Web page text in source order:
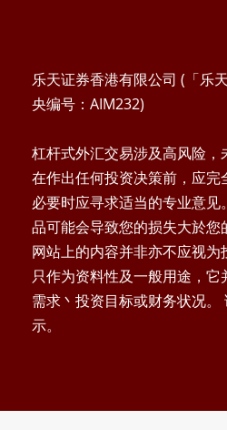
乐天证券香港有限公司 (「乐
央编号：AIM232)
杠杆式外汇交易涉及高风险，
在作出任何投资决策前，应完
必要时应寻求适当的专业意
品可能会导致您的损失大於
网站上的内容并非亦不应视
只作为资料性及一般用途，
需求丶投资目标或财务状况
示。